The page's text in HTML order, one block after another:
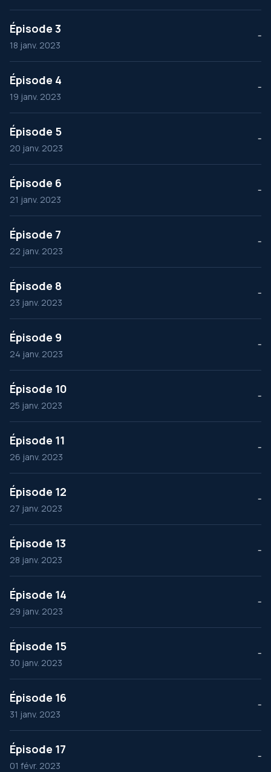
Épisode 3
18 janv. 2023
--
Épisode 4
19 janv. 2023
--
Épisode 5
20 janv. 2023
--
Épisode 6
21 janv. 2023
--
Épisode 7
22 janv. 2023
--
Épisode 8
23 janv. 2023
--
Épisode 9
24 janv. 2023
--
Épisode 10
25 janv. 2023
--
Épisode 11
26 janv. 2023
--
Épisode 12
27 janv. 2023
--
Épisode 13
28 janv. 2023
--
Épisode 14
29 janv. 2023
--
Épisode 15
30 janv. 2023
--
Épisode 16
31 janv. 2023
--
Épisode 17
01 févr. 2023
--